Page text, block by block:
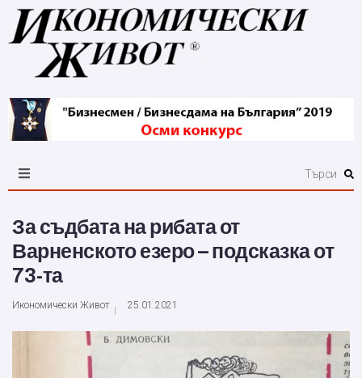
За съдбата на рибата от
Варненското езеро – подсказка от
73-та
Икономически Живот 25.01.2021